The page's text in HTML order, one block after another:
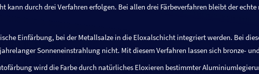
kann durch drei Verfahren erfolgen. Bei allen drei Färbeverfahren bleibt der
Einfärbung, bei der Metallsalze in die Eloxalschicht integriert werden. Bei
Sonneneinstrahlung nicht. Mit diesem Verfahren lassen sich bronze-
wird die Farbe durch natürliches Eloxieren bestimmter